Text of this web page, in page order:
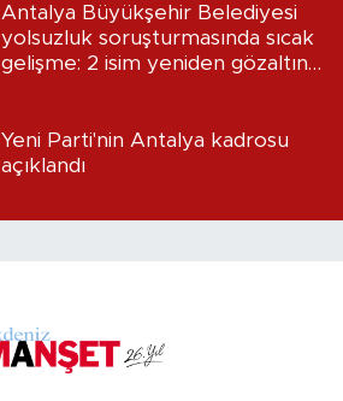
Antalya Büyükşehir Belediyesi
yolsuzluk soruşturmasında sıcak
gelişme: 2 isim yeniden gözaltına
Yeni Parti'nin Antalya kadrosu
açıklandı